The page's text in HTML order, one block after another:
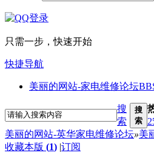
只需一步，快速开始
快捷导航
美丽的网站-家电维修论坛
搜
索
搜
索
美丽的网站-英华家电维修论坛»美
收藏本版 (1) |订阅